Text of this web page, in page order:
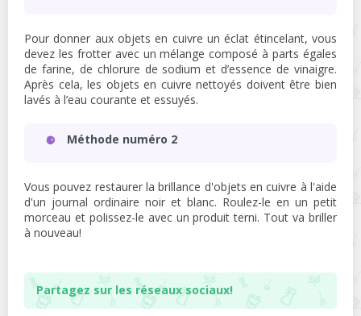
Pour donner aux objets en cuivre un éclat étincelant, vous
devez les frotter avec un mélange composé à parts égales
de farine, de chlorure de sodium et d’essence de vinaigre.
Après cela, les objets en cuivre nettoyés doivent être bien
lavés à l’eau courante et essuyés.
Méthode numéro 2
Vous pouvez restaurer la brillance d'objets en cuivre à l'aide
d'un journal ordinaire noir et blanc. Roulez-le en un petit
morceau et polissez-le avec un produit terni. Tout va briller
à nouveau!
Partagez sur les réseaux sociaux!